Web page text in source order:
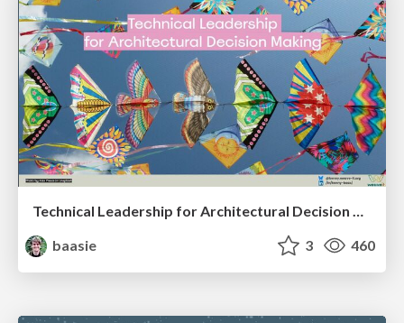
Technical Leadership for Architectural Decision Making
baasie
3 460